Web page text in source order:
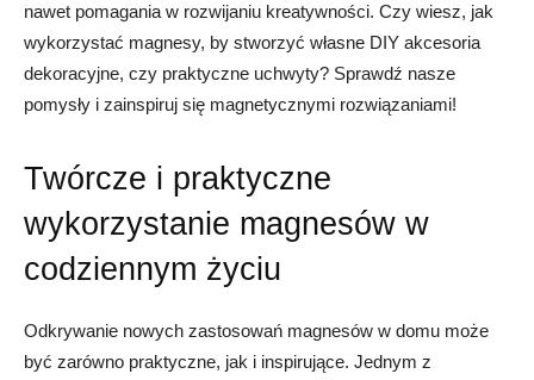
nawet pomagania w rozwijaniu kreatywności. Czy wiesz, jak
wykorzystać magnesy, by stworzyć własne DIY akcesoria
dekoracyjne, czy praktyczne uchwyty? Sprawdź nasze
pomysły i zainspiruj się magnetycznymi rozwiązaniami!
Twórcze i praktyczne
wykorzystanie magnesów w
codziennym życiu
Odkrywanie nowych zastosowań magnesów w domu może
być zarówno praktyczne, jak i inspirujące. Jednym z